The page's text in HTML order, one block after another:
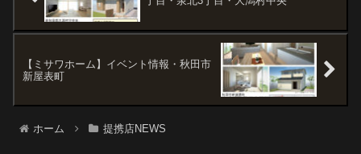
【ミサワホーム】イベント情報・秋田市
新屋表町
ホーム 提携店NEWS